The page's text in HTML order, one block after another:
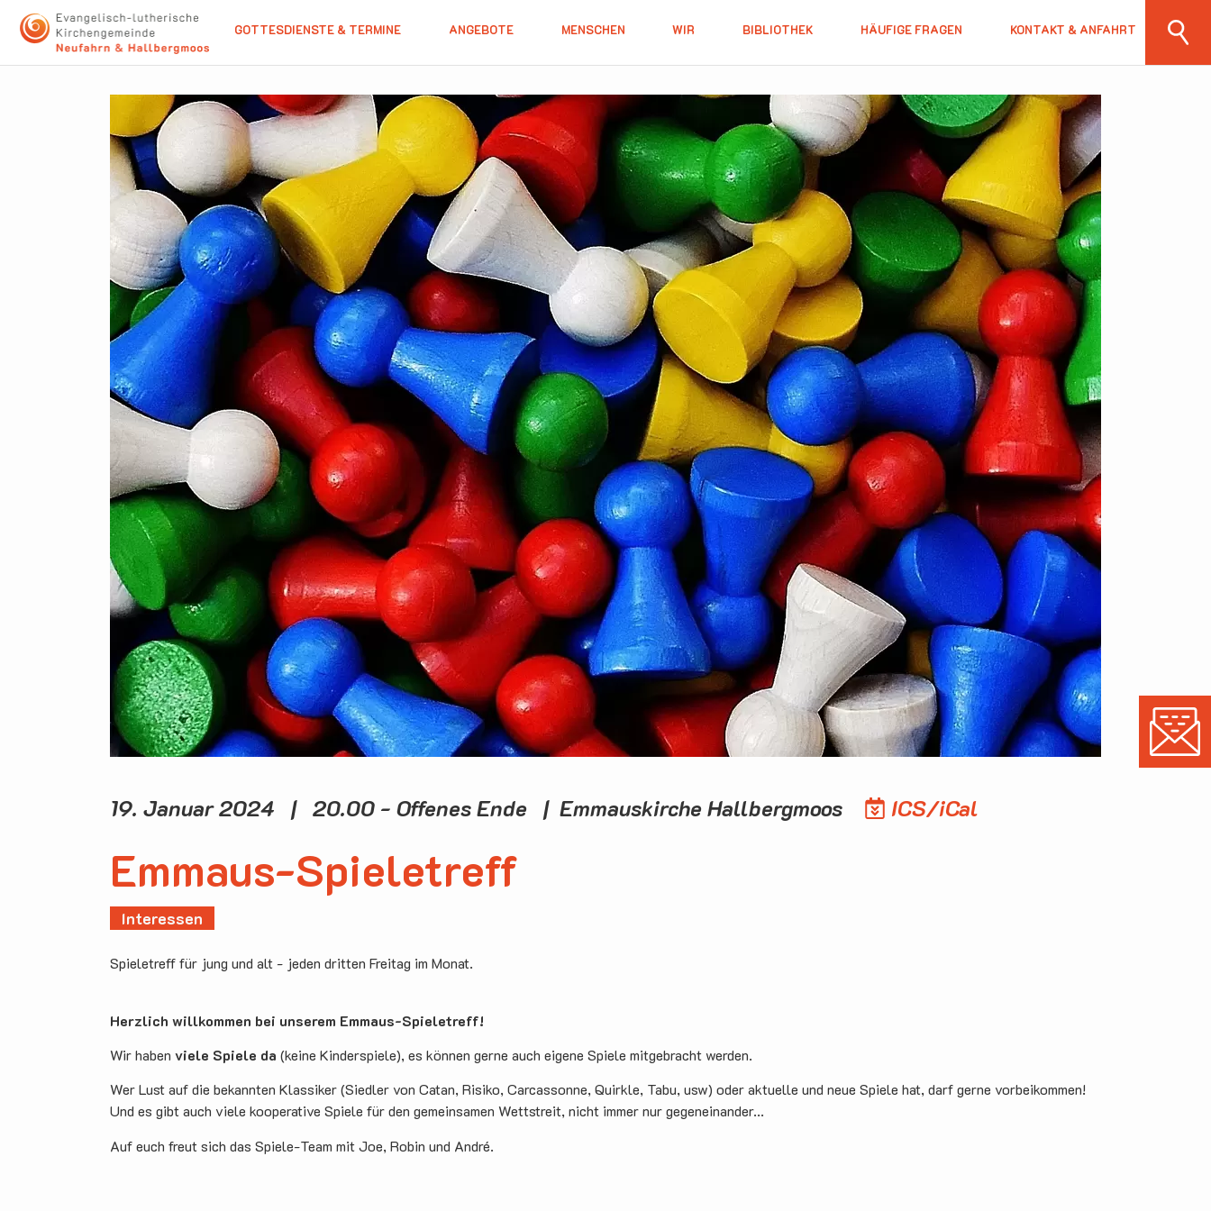
GOTTESDIENSTE & TERMINE ANGEBOTE MENSCHEN WIR BIBLIOTHEK HÄUFIGE FRAGEN KONTAKT & ANFAHRT
19. Januar 2024 | 20.00 - Offenes Ende | Emmauskirche Hallbergmoos ICS/iCal
Emmaus-Spieletreff
Interessen
Spieletreff für jung und alt - jeden dritten Freitag im Monat.
Herzlich willkommen bei unserem Emmaus-Spieletreff!
Wir haben viele Spiele da (keine Kinderspiele), es können gerne auch eigene Spiele mitgebracht werden.
Wer Lust auf die bekannten Klassiker (Siedler von Catan, Risiko, Carcassonne, Quirkle, Tabu, usw) oder aktuelle und neue Spiele hat, darf gerne vorbeikommen!
Und es gibt auch viele kooperative Spiele für den gemeinsamen Wettstreit, nicht immer nur gegeneinander...
Auf euch freut sich das Spiele-Team mit Joe, Robin und André.